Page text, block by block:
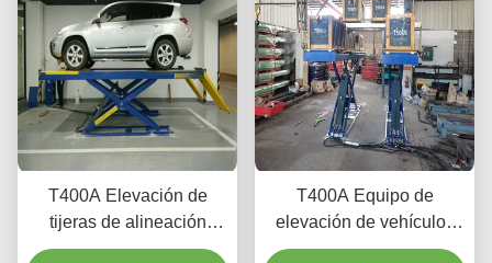
T400A Elevación de
tijeras de alineación
duradera 4000 kg con
T400A Equipo de
elevación de vehículos
de perfil ultra bajo para la